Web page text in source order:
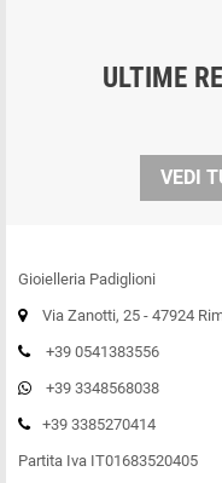
ULTIME
VEDI
Gioielleria Padiglioni
Via Zanotti, 25 - 47924
+39 0541383556
+39 3348568038
+39 3385270414
Partita Iva IT01683520405